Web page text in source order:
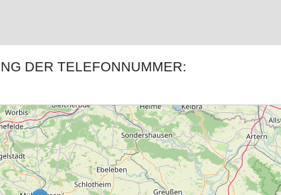
DER TELEFONNUMMER: